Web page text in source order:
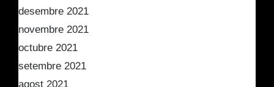
desembre 2021
novembre 2021
octubre 2021
setembre 2021
agost 2021